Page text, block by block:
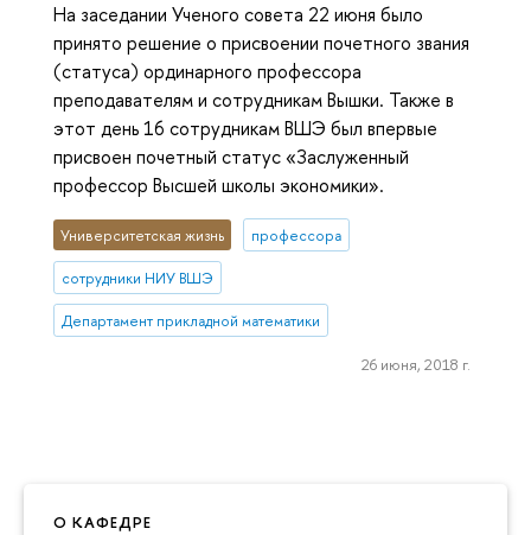
О КАФЕДРЕ
На заседании Ученого совета 22 июня было
принято решение о присвоении почетного звания
(статуса) ординарного профессора
преподавателям и сотрудникам Вышки. Также в
этот день 16 сотрудникам ВШЭ был впервые
присвоен почетный статус «Заслуженный
профессор Высшей школы экономики».
Университетская жизнь профессора
сотрудники НИУ ВШЭ
Департамент прикладной математики
26 июня, 2018 г.